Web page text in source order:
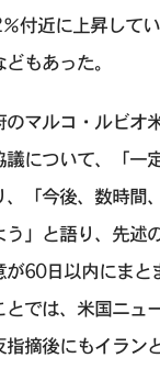
付近に上昇して
もあった。
のマルコ・ルビオ
について、「一
、「今後、数時間
」‌と語り、先述
が60日以内にまと
では、米国ニュ
摘後にもイラン